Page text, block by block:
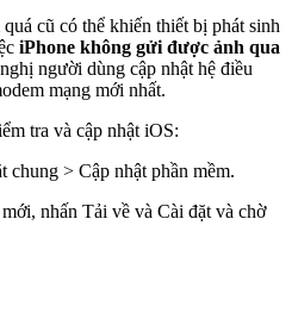
cũ có thể khiến thiết bị phát sinh
iPhone không gửi được ảnh qua
người dùng cập nhật hệ điều
mạng mới nhất.
tra và cập nhật iOS:
chung > Cập nhật phần mềm.
nhấn Tải về và Cài đặt và chờ